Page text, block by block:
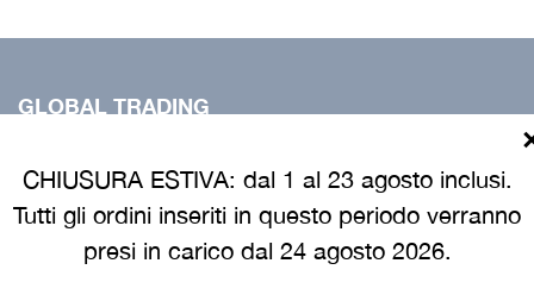
CHIUSURA ESTIVA: dal 1 al 23 agosto inclusi.
Tutti gli ordini inseriti in questo periodo verranno
presi in carico dal 24 agosto 2026.
GLOBAL TRADING
evoluzione che sta sempre più allargando le sue
vendite in Italia, proponendo un abbigliamento
professionale che garantisce idoneità all’uso,